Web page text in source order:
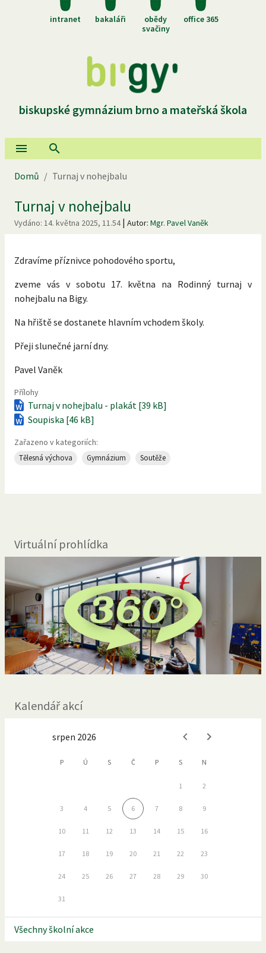
intranet bakaláři
obědy
svačiny
office 365
biskupské gymnázium brno a mateřská škola
Domů / Turnaj v nohejbalu
Turnaj v nohejbalu
Vydáno: 14. května 2025, 11.54| Autor: Mgr. Pavel Vaněk
Zdravíme příznivce pohodového sportu,
zveme vás v sobotu 17. května na Rodinný turnaj v
nohejbalu na Bigy.
Na hřiště se dostanete hlavním vchodem školy.
Přeji slunečné jarní dny.
Pavel Vaněk
Přílohy
Turnaj v nohejbalu - plakát [39 kB]
Soupiska [46 kB]
Zařazeno v kategoriích:
Tělesná výchova Gymnázium Soutěže
Virtuální prohlídka
Kalendář akcí
srpen 2026
P Ú S Č P S N
1 2
3 4 5 6 7 8 9
10 11 12 13 14 15 16
17 18 19 20 21 22 23
24 25 26 27 28 29 30
31
Všechny školní akce